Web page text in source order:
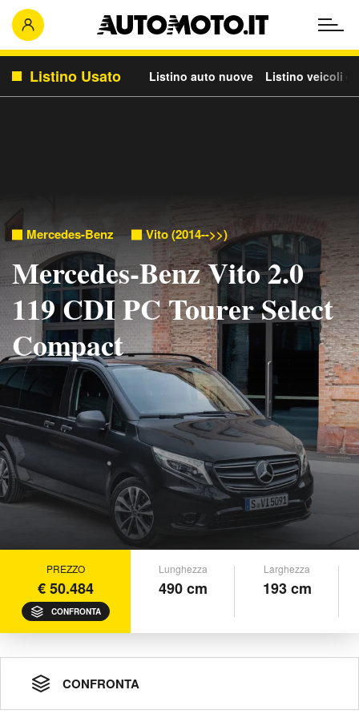
Listino Usato Listino auto nuove Listino veicoli
Mercedes-Benz Vito (2014-->>)
Mercedes-Benz Vito 2.0
119 CDI PC Tourer Select
Compact
PREZZO
€ 50.484
CONFRONTA
Lunghezza
490 cm
Larghezza
193 cm
CONFRONTA